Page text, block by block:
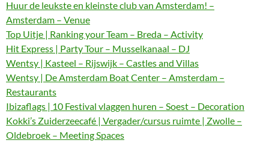
Huur de leukste en kleinste club van Amsterdam! –
Amsterdam – Venue
Top Uitje | Ranking your Team – Breda – Activity
Hit Express | Party Tour – Musselkanaal – DJ
Wentsy | Kasteel – Rijswijk – Castles and Villas
Wentsy | De Amsterdam Boat Center – Amsterdam –
Restaurants
Ibizaflags | 10 Festival vlaggen huren – Soest – Decoration
Kokki’s Zuiderzeecafé | Vergader/cursus ruimte | Zwolle –
Oldebroek – Meeting Spaces